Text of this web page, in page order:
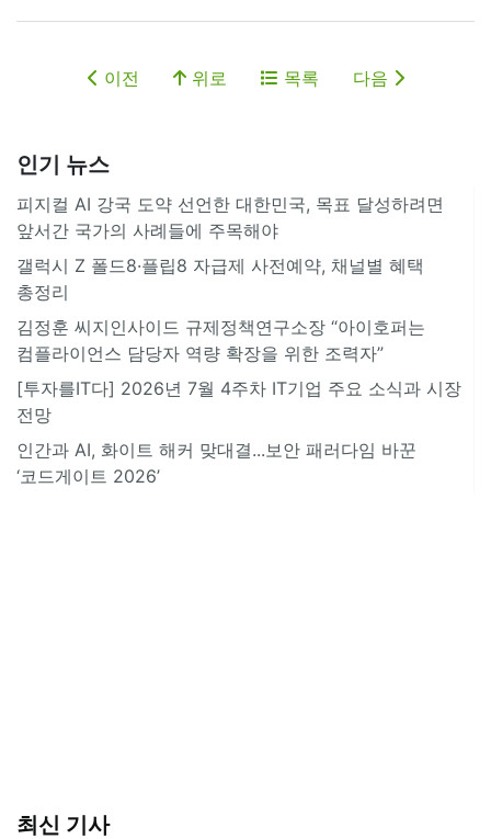
이전 위로 목록 다음
인기 뉴스
피지컬 AI 강국 도약 선언한 대한민국, 목표 달성하려면
앞서간 국가의 사례들에 주목해야
갤럭시 Z 폴드8·플립8 자급제 사전예약, 채널별 혜택
총정리
김정훈 씨지인사이드 규제정책연구소장 “아이호퍼는
컴플라이언스 담당자 역량 확장을 위한 조력자”
[투자를IT다] 2026년 7월 4주차 IT기업 주요 소식과 시장
전망
인간과 AI, 화이트 해커 맞대결...보안 패러다임 바꾼
‘코드게이트 2026’
최신 기사